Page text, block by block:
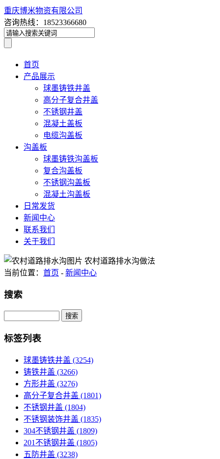
重庆博米物资有限公司
咨询热线：18523366680
首页
产品展示
球墨铸铁井盖
高分子复合井盖
不锈钢井盖
混凝土盖板
电缆沟盖板
沟盖板
球墨铸铁沟盖板
复合沟盖板
不锈钢沟盖板
混凝土沟盖板
日常发货
新闻中心
联系我们
关于我们
当前位置： 首页 - 新闻中心
搜索
Search
标签列表
球墨铸铁井盖 (3254)
铸铁井盖 (3266)
方形井盖 (3276)
高分子复合井盖 (1801)
不锈钢井盖 (1804)
不锈钢装饰井盖 (1835)
304不锈钢井盖 (1809)
201不锈钢井盖 (1805)
五防井盖 (3238)